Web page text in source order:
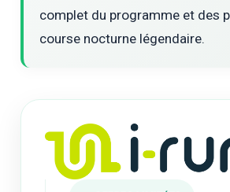
complet du programme et des
course nocturne légendaire.